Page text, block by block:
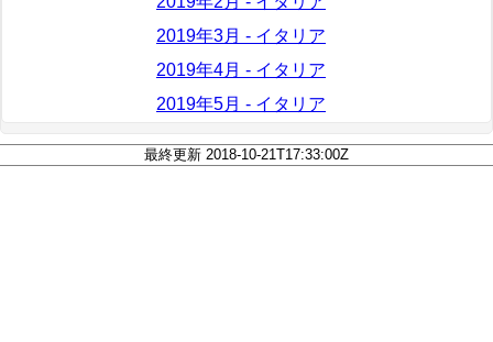
2019年3月 - イタリア
2019年4月 - イタリア
2019年5月 - イタリア
最終更新 2018-10-21T17:33:00Z